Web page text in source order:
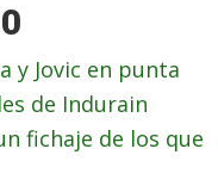
y Jovic en punta
de Indurain
fichaje de los que